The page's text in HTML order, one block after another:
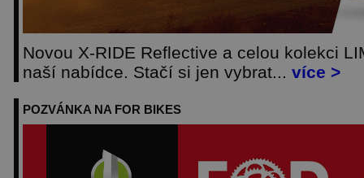
Novou X-RIDE Reflective a celou kolekci
naší nabídce. Stačí si jen vybrat... více >
POZVÁNKA NA FOR BIKES